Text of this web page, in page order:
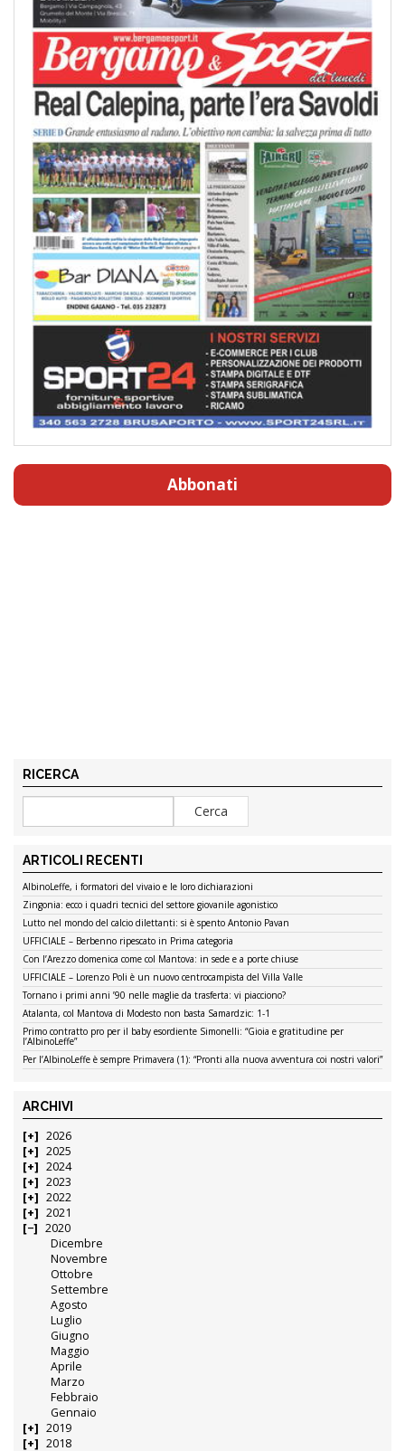
Abbonati
RICERCA
ARTICOLI RECENTI
AlbinoLeffe, i formatori del vivaio e le loro dichiarazioni
Zingonia: ecco i quadri tecnici del settore giovanile agonistico
Lutto nel mondo del calcio dilettanti: si è spento Antonio Pavan
UFFICIALE – Berbenno ripescato in Prima categoria
Con l’Arezzo domenica come col Mantova: in sede e a porte chiuse
UFFICIALE – Lorenzo Poli è un nuovo centrocampista del Villa Valle
Tornano i primi anni ’90 nelle maglie da trasferta: vi piacciono?
Atalanta, col Mantova di Modesto non basta Samardzic: 1-1
Primo contratto pro per il baby esordiente Simonelli: “Gioia e gratitudine per
l’AlbinoLeffe”
Per l’AlbinoLeffe è sempre Primavera (1): “Pronti alla nuova avventura coi nostri valori”
ARCHIVI
2026
2025
2024
2023
2022
2021
2020
Dicembre
Novembre
Ottobre
Settembre
Agosto
Luglio
Giugno
Maggio
Aprile
Marzo
Febbraio
Gennaio
2019
2018